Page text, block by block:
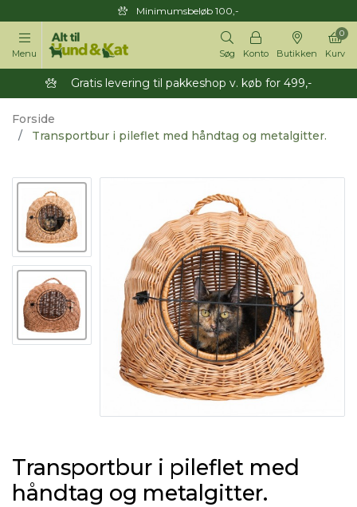
Minimumsbeløb 100,-
Menu Søg Konto Butikken Kurv
0
Gratis levering til pakkeshop v. køb for 499,-
Forside
Transportbur i pileflet med håndtag og metalgitter.
Transportbur i pileflet med
håndtag og metalgitter.